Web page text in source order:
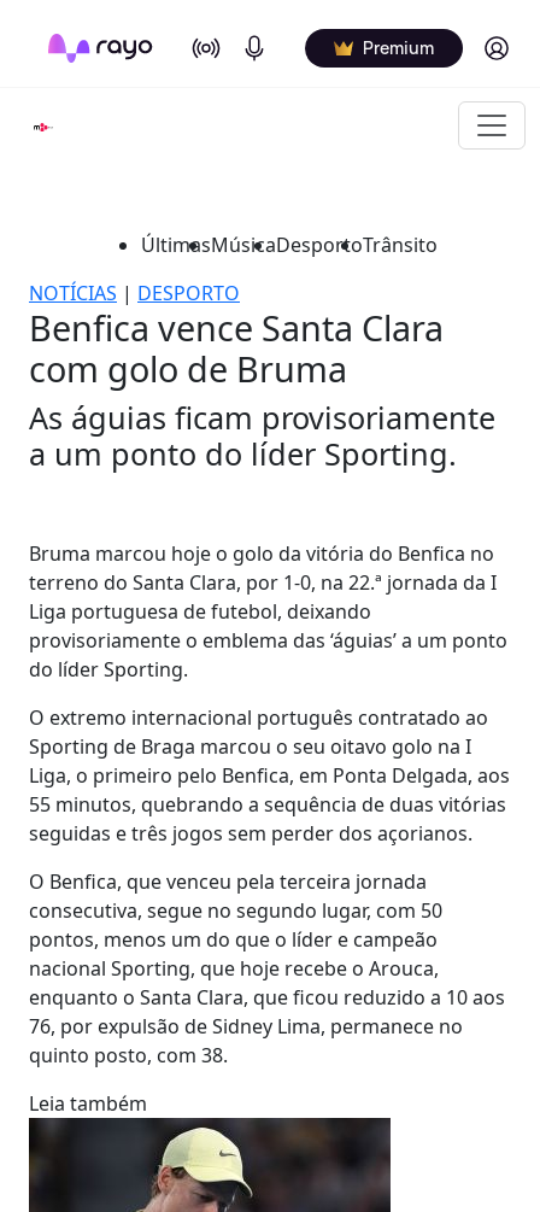
On Air Podcasts Premium Log in
ÚltimasMúsicaDesportoTrânsito
NOTÍCIAS | DESPORTO
Benfica vence Santa Clara
com golo de Bruma
As águias ficam provisoriamente
a um ponto do líder Sporting.
Bruma marcou hoje o golo da vitória do Benfica no
terreno do Santa Clara, por 1-0, na 22.ª jornada da I
Liga portuguesa de futebol, deixando
provisoriamente o emblema das ‘águias’ a um ponto
do líder Sporting.
O extremo internacional português contratado ao
Sporting de Braga marcou o seu oitavo golo na I
Liga, o primeiro pelo Benfica, em Ponta Delgada, aos
55 minutos, quebrando a sequência de duas vitórias
seguidas e três jogos sem perder dos açorianos.
O Benfica, que venceu pela terceira jornada
consecutiva, segue no segundo lugar, com 50
pontos, menos um do que o líder e campeão
nacional Sporting, que hoje recebe o Arouca,
enquanto o Santa Clara, que ficou reduzido a 10 aos
76, por expulsão de Sidney Lima, permanece no
quinto posto, com 38.
Leia também